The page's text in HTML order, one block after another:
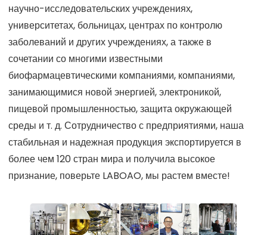
научно-исследовательских учреждениях,
университетах, больницах, центрах по контролю
заболеваний и других учреждениях, а также в
сочетании со многими известными
биофармацевтическими компаниями, компаниями,
занимающимися новой энергией, электроникой,
пищевой промышленностью, защита окружающей
среды и т. д. Сотрудничество с предприятиями, наша
стабильная и надежная продукция экспортируется в
более чем 120 стран мира и получила высокое
признание, поверьте LABOAO, мы растем вместе!